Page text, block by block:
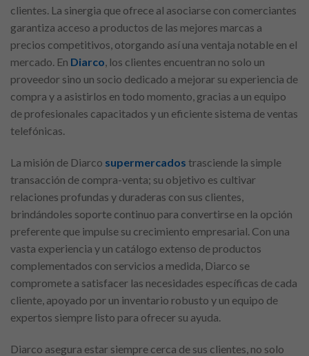
clientes. La sinergia que ofrece al asociarse con comerciantes
garantiza acceso a productos de las mejores marcas a
precios competitivos, otorgando así una ventaja notable en el
mercado. En Diarco, los clientes encuentran no solo un
proveedor sino un socio dedicado a mejorar su experiencia de
compra y a asistirlos en todo momento, gracias a un equipo
de profesionales capacitados y un eficiente sistema de ventas
telefónicas.
La misión de Diarco supermercados trasciende la simple
transacción de compra-venta; su objetivo es cultivar
relaciones profundas y duraderas con sus clientes,
brindándoles soporte continuo para convertirse en la opción
preferente que impulse su crecimiento empresarial. Con una
vasta experiencia y un catálogo extenso de productos
complementados con servicios a medida, Diarco se
compromete a satisfacer las necesidades específicas de cada
cliente, apoyado por un inventario robusto y un equipo de
expertos siempre listo para ofrecer su ayuda.
Diarco asegura estar siempre cerca de sus clientes, no solo